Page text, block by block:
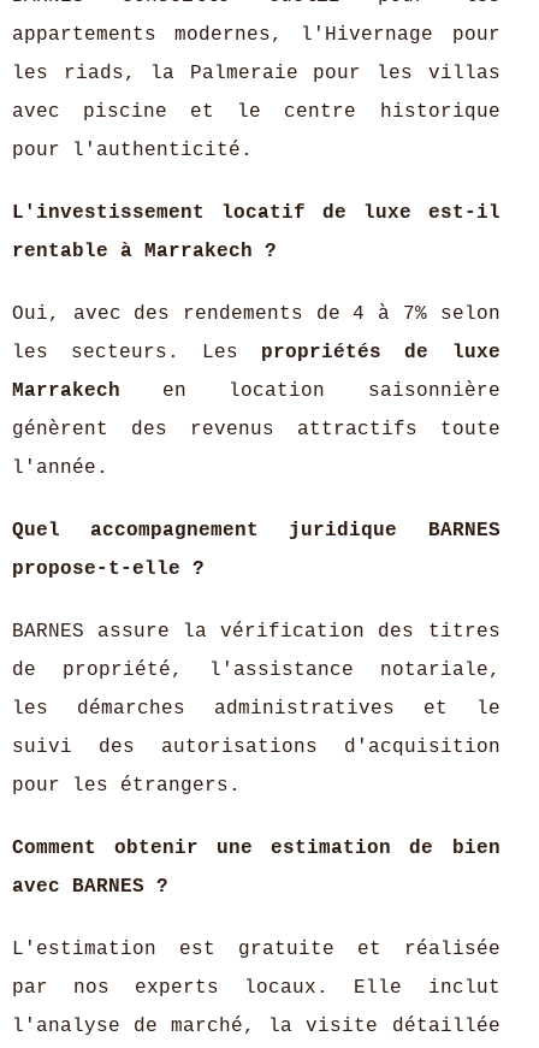
appartements modernes, l'Hivernage pour
les riads, la Palmeraie pour les villas
avec piscine et le centre historique
pour l'authenticité.
L'investissement locatif de luxe est-il
rentable à Marrakech ?
Oui, avec des rendements de 4 à 7% selon
les secteurs. Les propriétés de luxe
Marrakech en location saisonnière
génèrent des revenus attractifs toute
l'année.
Quel accompagnement juridique BARNES
propose-t-elle ?
BARNES assure la vérification des titres
de propriété, l'assistance notariale,
les démarches administratives et le
suivi des autorisations d'acquisition
pour les étrangers.
Comment obtenir une estimation de bien
avec BARNES ?
L'estimation est gratuite et réalisée
par nos experts locaux. Elle inclut
l'analyse de marché, la visite détaillée